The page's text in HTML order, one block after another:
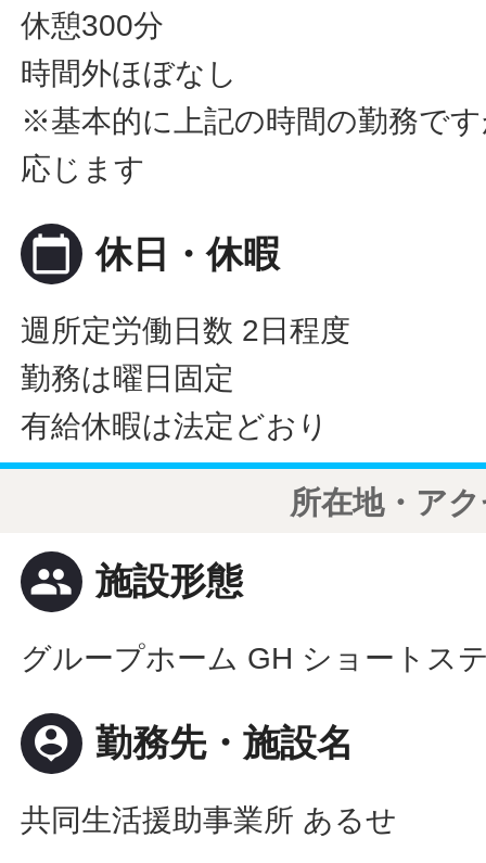
休憩300分
時間外ほぼなし
※基本的に上記の時間の勤務で
応じます
calendar_today 休日・休暇
週所定労働日数 2日程度
勤務は曜日固定
有給休暇は法定どおり
所在地・ア
people 施設形態
グループホーム GH ショートス
person_pin 勤務先・施設名
共同生活援助事業所 あるせ